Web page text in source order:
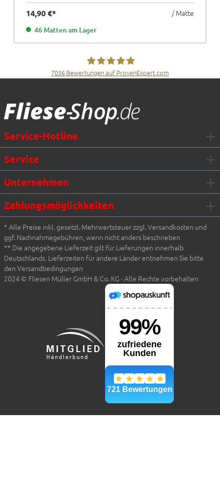
14,90 €* / Matte
46 Matten am Lager
7056 Bewertungen auf ProvenExpert.com
Service-Hotline
Service
Unternehmen
Zahlungsmöglichkeiten
* Alle Preise inkl. gesetzl. Mehrwertsteuer zzgl. Versandkosten und
ggf. Nachnahmegebühren, wenn nicht anders beschrieben
** Die angegebene Lieferzeit gilt für Lieferungen innerhalb
Deutschlands. Lieferzeiten für andere Länder entnehmen Sie bitte
den Versandbedingungen
2024 © Fliesen Müller GmbH & Co. KG - Alle Rechte vorbehalten